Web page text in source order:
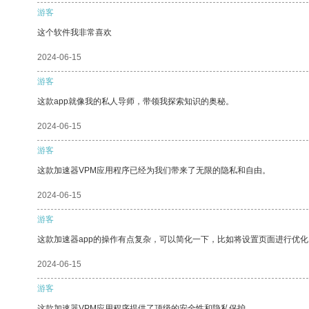
游客
这个软件我非常喜欢
2024-06-15
游客
这款app就像我的私人导师，带领我探索知识的奥秘。
2024-06-15
游客
这款加速器VPM应用程序已经为我们带来了无限的隐私和自由。
2024-06-15
游客
这款加速器app的操作有点复杂，可以简化一下，比如将设置页面进行优
2024-06-15
游客